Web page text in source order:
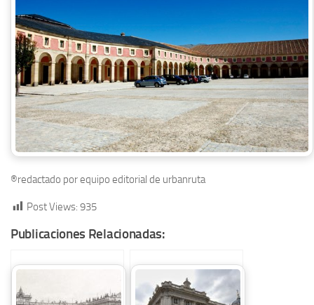
®redactado por equipo editorial de urbanruta
Post Views: 935
Publicaciones Relacionadas: